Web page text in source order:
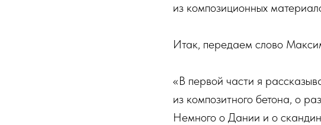
из композиционных
Итак, передаем слово
«В первой части я
из композитного бетона, о
Немного о Дании и о